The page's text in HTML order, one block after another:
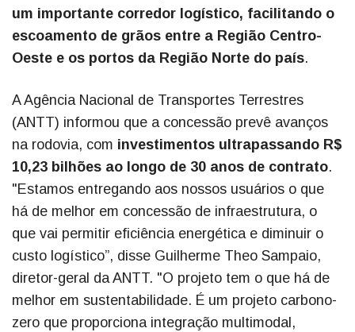
um importante corredor logístico, facilitando o
escoamento de grãos entre a Região Centro-
Oeste e os portos da Região Norte do país.
A Agência Nacional de Transportes Terrestres
(ANTT) informou que a concessão prevê avanços
na rodovia, com investimentos ultrapassando R$
10,23 bilhões ao longo de 30 anos de contrato.
"Estamos entregando aos nossos usuários o que
há de melhor em concessão de infraestrutura, o
que vai permitir eficiência energética e diminuir o
custo logístico”, disse Guilherme Theo Sampaio,
diretor-geral da ANTT. "O projeto tem o que há de
melhor em sustentabilidade. É um projeto carbono-
zero que proporciona integração multimodal,